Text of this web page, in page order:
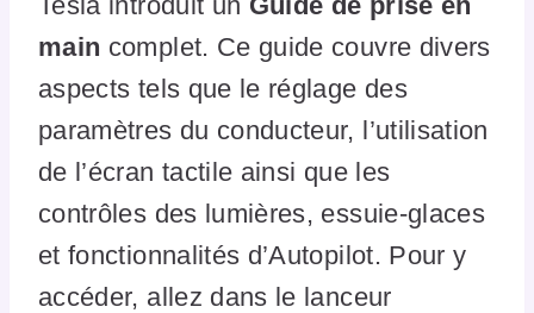
main complet. Ce guide couvre divers
aspects tels que le réglage des
paramètres du conducteur, l’utilisation
de l’écran tactile ainsi que les
contrôles des lumières, essuie-glaces
et fonctionnalités d’Autopilot. Pour y
accéder, allez dans le lanceur